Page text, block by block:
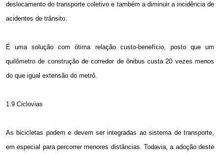
deslocamento do transporte coletivo e também a diminuir a incidência de
acidentes de trânsito.
É uma solução com ótima relação custo-benefício, posto que um
quilômetro de construção de corredor de ônibus custa 20 vezes menos
do que igual extensão do metrô.
1.9 Ciclovias
As bicicletas podem e devem ser integradas ao sistema de transporte,
em especial para percorrer menores distâncias. Todavia, a adoção deste